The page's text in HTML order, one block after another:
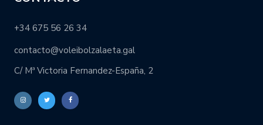
+34 675 56 26 34
contacto@voleibolzalaeta.gal
C/ Mª Victoria Fernandez-España, 2